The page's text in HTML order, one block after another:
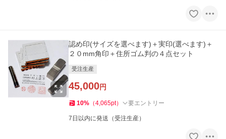
認め印(サイズを選べます)＋実印(選べます)＋
２０mm角印＋住所ゴム判の４点セット
受注生産
45,000円
10% （4,065pt） 要エントリー
7日以内に発送（受注生産）